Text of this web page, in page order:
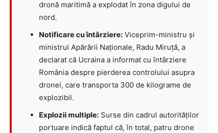
dronă maritimă a explodat în zona digului de
nord.
Notificare cu întârziere: Viceprim-ministru și
ministrul Apărării Naționale, Radu Miruță, a
declarat că Ucraina a informat cu întârziere
România despre pierderea controlului asupra
dronei, care transporta 300 de kilograme de
explozibil.
Explozii multiple: Surse din cadrul autorităților
portuare indică faptul că, în total, patru drone